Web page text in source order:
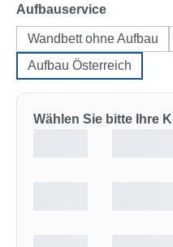
Aufbauserviceauswählen
Wandbett ohne Aufbau
Aufbau Österreich
Wählen Sie bitte Ihre